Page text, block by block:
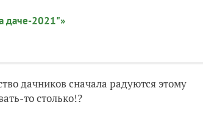
даче-2021"»
дачников сначала радуются этому
то столько!?